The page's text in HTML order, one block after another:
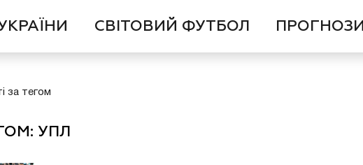
СВІТОВИЙ ФУТБОЛ ПРОГНОЗИ
за тегом
УПЛ